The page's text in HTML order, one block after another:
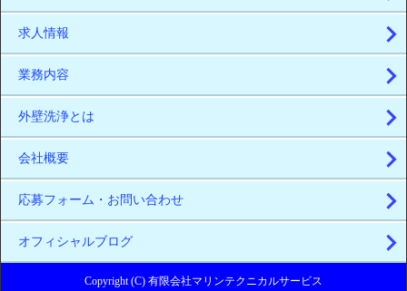
求人情報
業務内容
外壁洗浄とは
会社概要
応募フォーム・お問い合わせ
オフィシャルブログ
Copyright (C) 有限会社マリンテクニカルサービス